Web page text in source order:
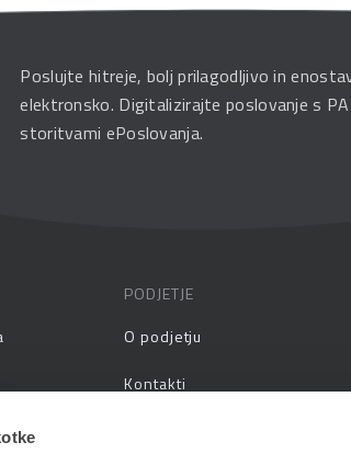
Poslujte hitreje, bolj prilagodljivo in
elektronsko. Digitalizirajte poslovanje s
storitvami ePoslovanja.
PODJETJE
O podjetju
Kontakti